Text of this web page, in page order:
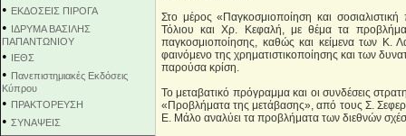
• ΕΚΔΟΣΕΙΣ ΠΙΡΟΓΑ
• ΙΔΡΥΜΑ ΒΑΣΙΛΗΣ
ΠΑΠΑΝΤΩΝΙΟΥ
• ΙΕΘΣ
• Πανεπιστημιακές Εκδόσεις
Κύπρου
• ΠΡΑΚΤΟΡΕΥΣΗ
• ΣΥΝΑΨΕΙΣ
Στο μέρος «Παγκοσμιοποίηση και
Τόλιου και Χρ. Κεφαλή, με θέμα τα
παγκοσμιοποίησης, καθώς και κείμενα των Κ.
φαινόμενο της χρηματιστικοποίησης και των
παρούσα κρίση.
Το μεταβατικό πρόγραμμα και οι συνδέσεις
«Προβλήματα της μετάβασης», από τους Σ.
Ε. Μάλο αναλύει τα προβλήματα των διεθνών